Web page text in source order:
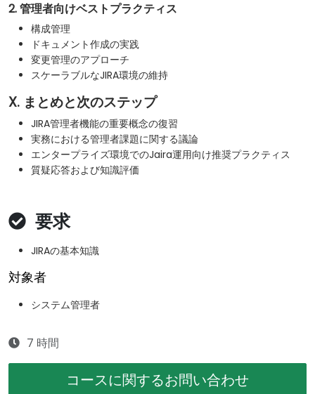
2. 管理者向けベストプラクティス
構成管理
ドキュメント作成の実践
変更管理のアプローチ
スケーラブルなJIRA環境の維持
X. まとめと次のステップ
JIRA管理者機能の重要概念の復習
実務における管理者課題に関する議論
エンタープライズ環境でのJaira運用向け推奨プラクティス
質疑応答および知識評価
要求
JIRAの基本知識
対象者
システム管理者
7 時間
コースに関するお問い合わせ